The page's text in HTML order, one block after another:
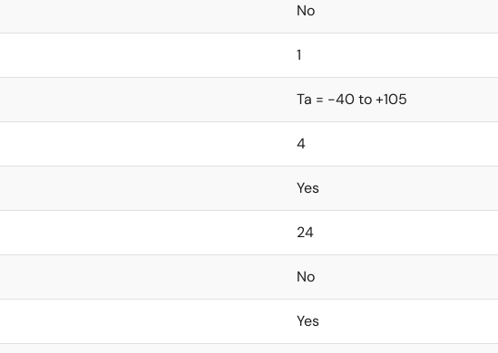
No
1
Ta = -40 to +105
4
Yes
24
No
Yes